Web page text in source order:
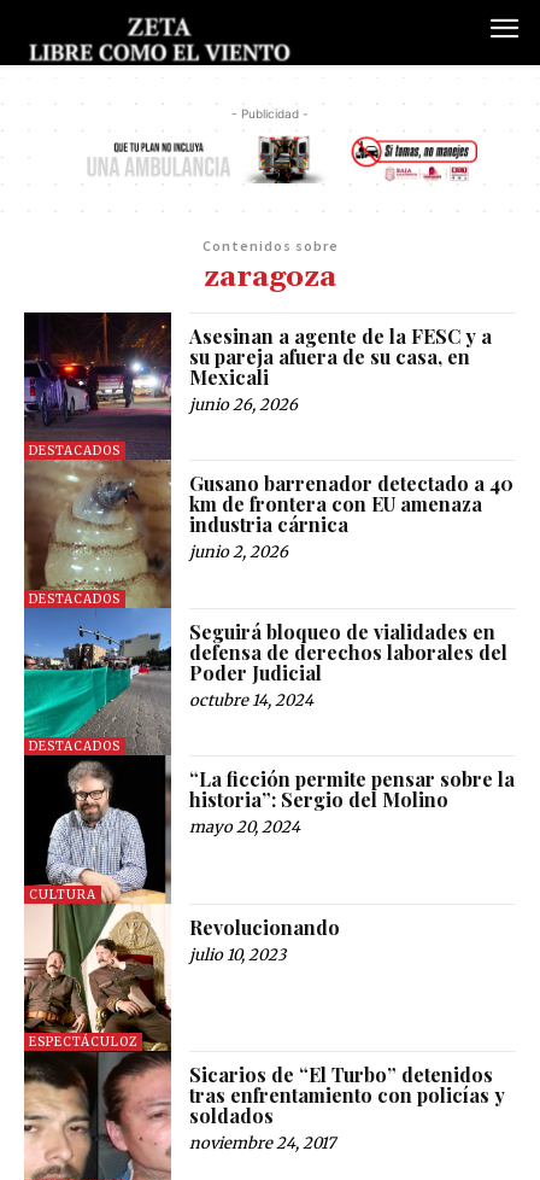
- Publicidad -
Contenidos sobre
zaragoza
DESTACADOS
Asesinan a agente de la FESC y a
su pareja afuera de su casa, en
Mexicali
junio 26, 2026
DESTACADOS
Gusano barrenador detectado a 40
km de frontera con EU amenaza
industria cárnica
junio 2, 2026
DESTACADOS
Seguirá bloqueo de vialidades en
defensa de derechos laborales del
Poder Judicial
octubre 14, 2024
CULTURA
“La ficción permite pensar sobre la
historia”: Sergio del Molino
mayo 20, 2024
ESPECTÁCULOZ
Revolucionando
julio 10, 2023
Sicarios de “El Turbo” detenidos
tras enfrentamiento con policías y
soldados
noviembre 24, 2017